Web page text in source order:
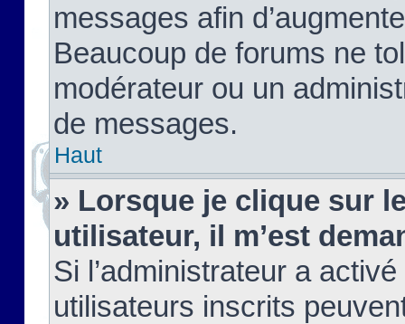
messages afin
Beaucoup de forums ne
modérateur ou un
de messages.
Haut
» Lorsque je clique sur
utilisateur, il m’est
Si l’administrateur a
utilisateurs inscrits